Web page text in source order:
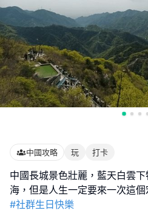
中國攻略 玩 打卡
中國長城景色壯麗，藍天白雲
#社群生日快樂